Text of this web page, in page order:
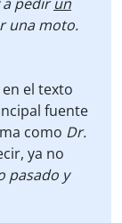
una moto.
el texto
fuente
como Dr.
ya no
pasado y